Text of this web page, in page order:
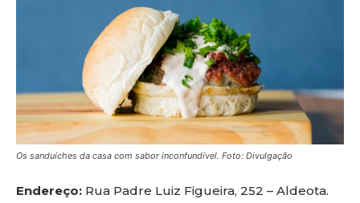
Os sanduíches da casa com sabor inconfundível. Foto: Divulgação
Endereço: Rua Padre Luiz Figueira, 252 – Aldeota.